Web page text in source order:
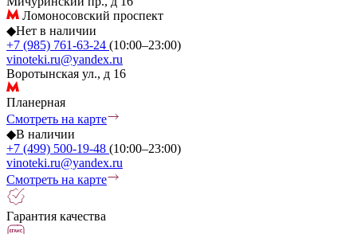
Ломоносовский проспект
◆Нет в наличии
+7 (985) 761-63-24 (10:00–23:00)
vinoteki.ru@yandex.ru
Воротынская ул., д 16
Планерная
Смотреть на карте
◆В наличии
+7 (499) 500-19-48 (10:00–23:00)
vinoteki.ru@yandex.ru
Смотреть на карте
Гарантия качества